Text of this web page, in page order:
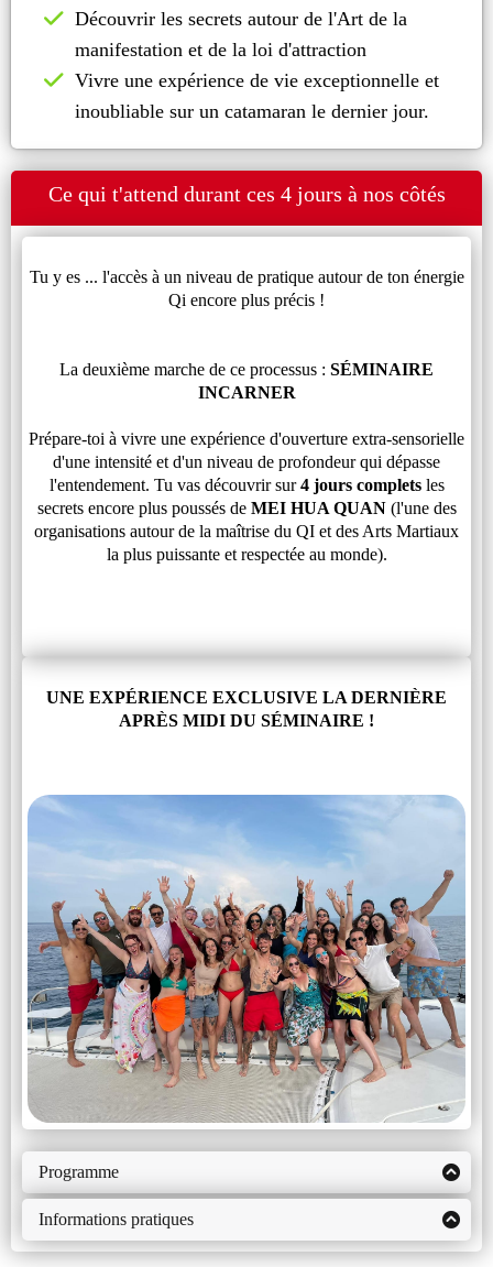
Découvrir les secrets autour de l'Art de la
manifestation et de la loi d'attraction
Vivre une expérience de vie exceptionnelle et
inoubliable sur un catamaran le dernier jour.
Ce qui t'attend durant ces 4 jours à nos côtés
Tu y es ... l'accès à un niveau de pratique autour de ton énergie
Qi encore plus précis !
La deuxième marche de ce processus : SÉMINAIRE
INCARNER
Prépare-toi à vivre une expérience d'ouverture extra-sensorielle
d'une intensité et d'un niveau de profondeur qui dépasse
l'entendement. Tu vas découvrir sur4 jours completsles
secrets encore plus poussés deMEI HUA QUAN (l'une des
organisations autour de la maîtrise du QI et des Arts Martiaux
la plus puissante et respectée au monde).
UNE EXPÉRIENCE EXCLUSIVE LA DERNIÈRE
APRÈS MIDI DU SÉMINAIRE !
Programme
1/ INTRODUCTION ET THÉORIE
POUSSÉE SUR LES RÉALITÉS
Informations pratiques